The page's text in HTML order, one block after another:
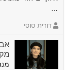
דורית סוסי